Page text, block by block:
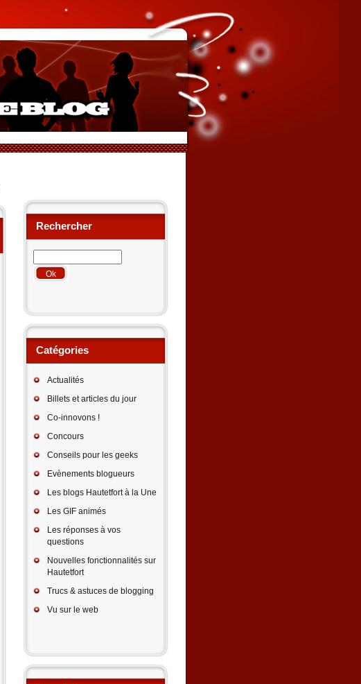
Rechercher
Catégories
Actualités
Billets et articles du jour
Co-innovons !
Concours
Conseils pour les geeks
Evènements blogueurs
Les blogs Hautetfort à la Une
Les GIF animés
Les réponses à vos
questions
Nouvelles fonctionnalités sur
Hautetfort
Trucs & astuces de blogging
Vu sur le web